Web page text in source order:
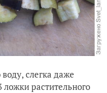
слегка даже
растительного